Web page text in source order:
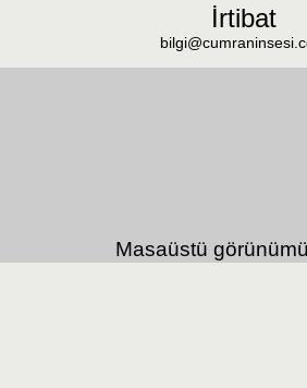
İrtibat
Masaüstü